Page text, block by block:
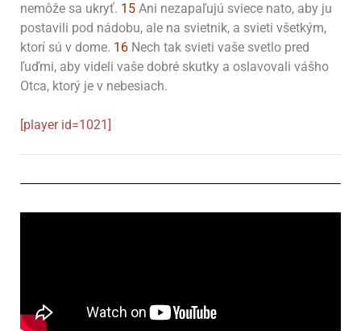
nemôže sa ukryť. 15 Ani nezapaľujú sviece nato, aby ju
postavili pod nádobu, ale na svietnik, a svieti všetkým,
ktorí sú v dome. 16 Nech tak svieti vaše svetlo pred
ľuďmi, aby videli vaše dobré skutky a oslavovali vášho
Otca, ktorý je v nebesiach.
[player id=1021]